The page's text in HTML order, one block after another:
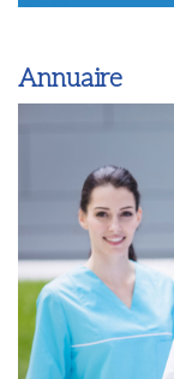
Annuaire